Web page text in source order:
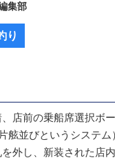
集部
り
店前の乗船席選択ボ
舷並びというシステム
外し、新装された店